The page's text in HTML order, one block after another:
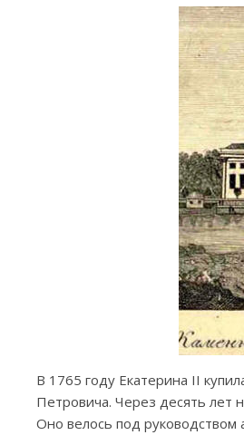
В 1765 году Екатерина II
Петровича. Через десять лет
Оно велось под